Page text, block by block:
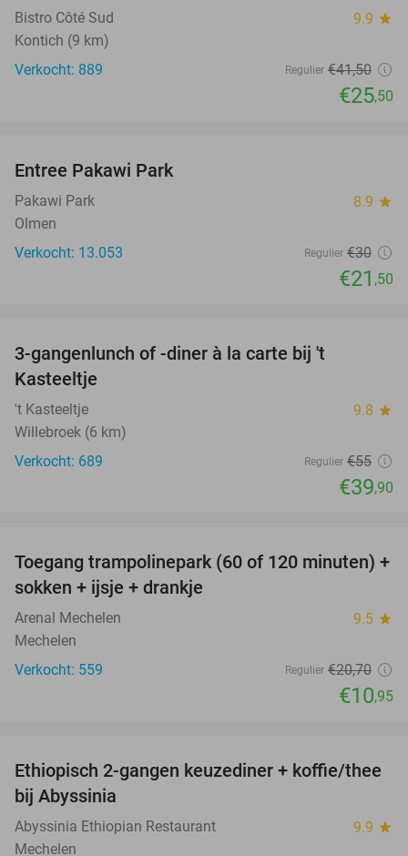
Bistro Côté Sud 9.9 star
Kontich (9 km)
Verkocht: 889
Regulier €41,50
€25,50
Entree Pakawi Park
Pakawi Park 8.9 star
Olmen
Verkocht: 13.053
Regulier €30
€21 ,50
3-gangenlunch of -diner à la carte bij 't
Kasteeltje
't Kasteeltje 9.8 star
Willebroek (6 km)
Verkocht: 689
Regulier €55
€39,90
47%
Toegang trampolinepark (60 of 120 minuten) +
sokken + ijsje + drankje
Arenal Mechelen 9.5 star
Mechelen
Verkocht: 559
Regulier €20,70
€10,95
40%
Ethiopisch 2-gangen keuzediner + koffie/thee
bij Abyssinia
Abyssinia Ethiopian Restaurant 9.9 star
Mechelen